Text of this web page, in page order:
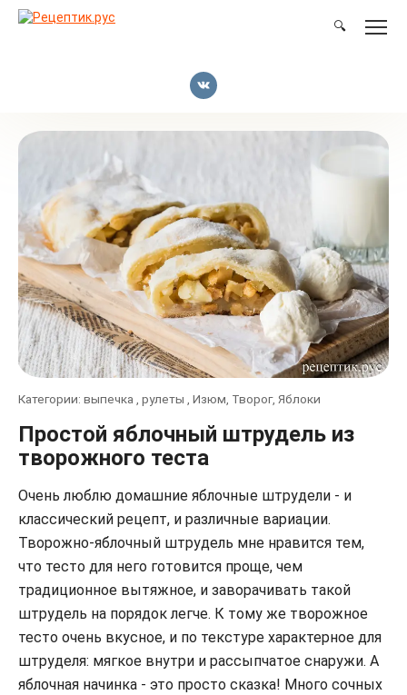
Перейти
🔍
Категории: выпечка , рулеты , Изюм, Творог, Яблоки
Простой яблочный штрудель из
творожного теста
Очень люблю домашние яблочные штрудели - и
классический рецепт, и различные вариации.
Творожно-яблочный штрудель мне нравится тем,
что тесто для него готовится проще, чем
традиционное вытяжное, и заворачивать такой
штрудель на порядок легче. К тому же творожное
тесто очень вкусное, и по текстуре характерное для
штруделя: мягкое внутри и рассыпчатое снаружи. А
яблочная начинка - это просто сказка! Много сочных